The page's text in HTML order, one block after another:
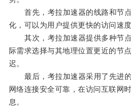
首先，考拉加速器的线路和节点
化，可以为用户提供更快的访问速
其次，考拉加速器提供多种节点
际需求选择与其地理位置更近的节
迟。
最后，考拉加速器采用了先进的
网络连接安全可靠，在访问互联网
息。